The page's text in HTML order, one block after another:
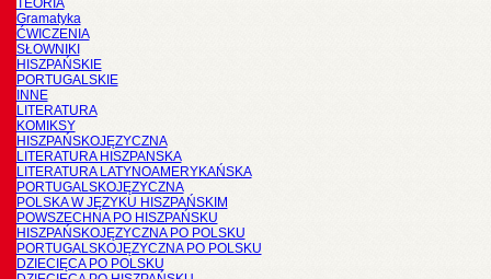
TEORIA
Gramatyka
ĆWICZENIA
SŁOWNIKI
HISZPAŃSKIE
PORTUGALSKIE
INNE
LITERATURA
KOMIKSY
HISZPAŃSKOJĘZYCZNA
LITERATURA HISZPANSKA
LITERATURA LATYNOAMERYKAŃSKA
PORTUGALSKOJĘZYCZNA
POLSKA W JĘZYKU HISZPAŃSKIM
POWSZECHNA PO HISZPAŃSKU
HISZPAŃSKOJĘZYCZNA PO POLSKU
PORTUGALSKOJĘZYCZNA PO POLSKU
DZIECIĘCA PO POLSKU